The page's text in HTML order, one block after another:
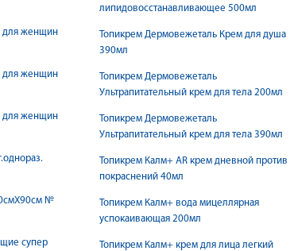
для женщин
для женщин
для женщин
№
супер
липидовосстанавливающее 500мл
Топикрем Дермовежеталь Крем для душа
390мл
Топикрем Дермовежеталь
Ультрапитательный крем для тела 200мл
Топикрем Дермовежеталь
Ультрапитательный крем для тела 390мл
Топикрем Калм+ AR крем дневной против
покраснений 40мл
Топикрем Калм+ вода мицеллярная
успокаивающая 200мл
Топикрем Калм+ крем для лица легкий